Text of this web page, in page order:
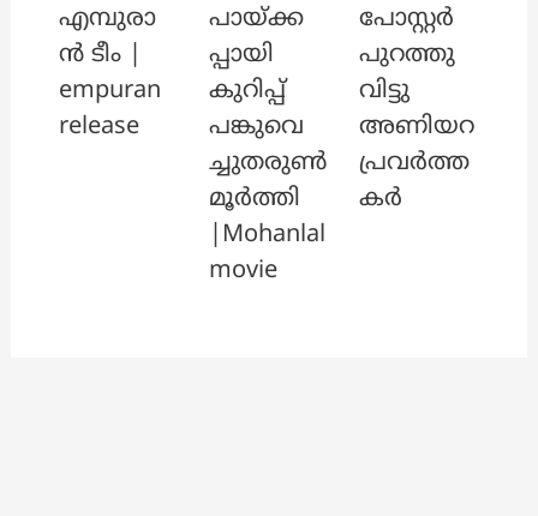
എമ്പുരാ
ൻ ടീം |
empuran
release
പായ്ക്ക
പ്പായി
കുറിപ്പ്
പങ്കുവെ
ച്ചുതരുൺ
മൂർത്തി
|Mohanlal
movie
പോസ്റ്റർ
പുറത്തു
വിട്ടു
അണിയറ
പ്രവർത്ത
കർ